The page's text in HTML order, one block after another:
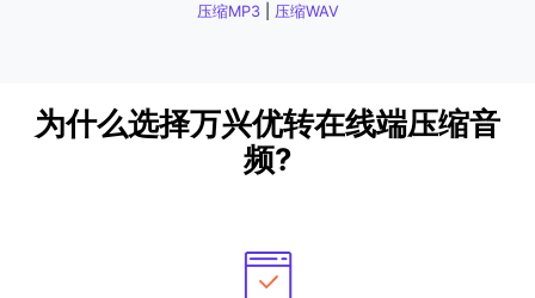
压缩MP3| 压缩WAV
为什么选择万兴优转在线端压缩音
频?